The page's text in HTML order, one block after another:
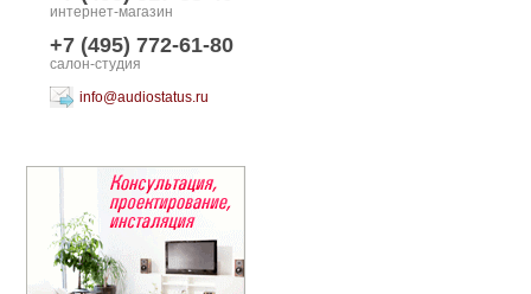
интернет-магазин
+7 (495) 772-61-80
салон-студия
info@audiostatus.ru